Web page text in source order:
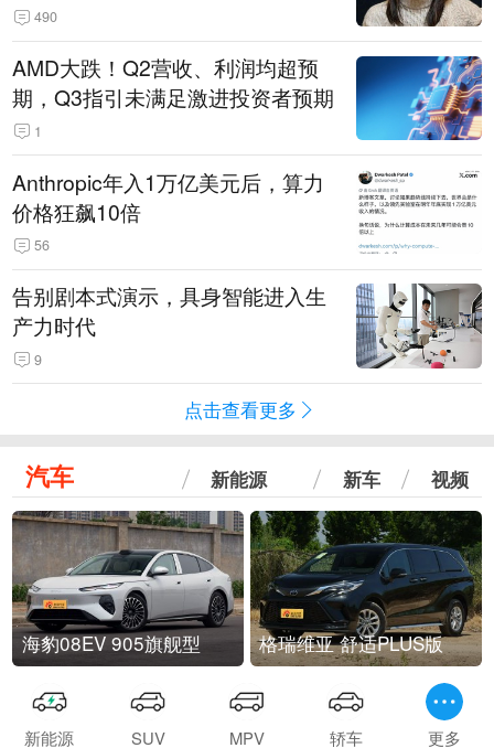
490
AMD大跌！Q2营收、利润均超预
期，Q3指引未满足激进投资者预期
1
Anthropic年入1万亿美元后，算力
价格狂飙10倍
56
告别剧本式演示，具身智能进入生
产力时代
9
点击查看更多
汽车 新能源 新车 视频
海豹08EV 905旗舰型 格瑞维亚 舒适PLUS版
新能源 SUV MPV 轿车 更多